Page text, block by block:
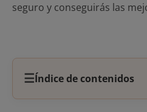
seguro y conseguirás las
☰Índice de contenidos